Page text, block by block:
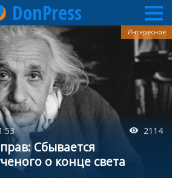
DonPress
2114
Сбывается
о конце света
Интересное